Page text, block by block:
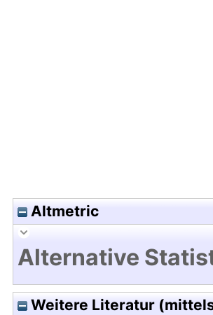
Altmetric
Alternative
Weitere Literatur (mittels